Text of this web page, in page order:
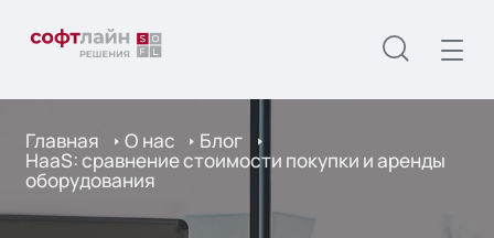
Главная О нас Блог
HaaS: сравнение стоимости покупки и аренды
оборудования